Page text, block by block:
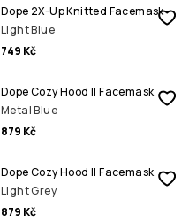
Dope 2X-Up Knitted Facemask
Light Blue
749 Kč
Dope Cozy Hood II Facemask
Metal Blue
879 Kč
Dope Cozy Hood II Facemask
Light Grey
879 Kč